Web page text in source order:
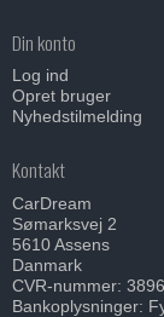
Din konto
Log ind
Opret bruger
Nyhedstilmelding
Kontakt
CarDream
Sømarksvej 2
5610 Assens
Danmark
CVR-nummer:
Bankoplysninger: